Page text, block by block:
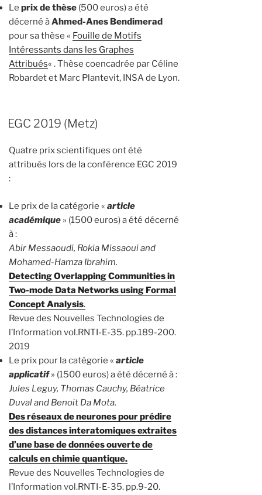
Le prix de thèse (500 euros) a été
décerné àAhmed-Anes Bendimerad
pour sa thèse « Fouille de Motifs
Intéressants dans les Graphes
Attribués« . Thèse coencadrée par Céline
Robardet et Marc Plantevit, INSA de Lyon.
EGC 2019 (Metz)
Quatre prix scientifiques ont été
attribués lors de la conférence EGC 2019
:
Le prix de la catégorie « article
académique » (1500 euros) a été décerné
à :
Abir Messaoudi, Rokia Missaoui and
Mohamed-Hamza Ibrahim.
Detecting Overlapping Communities in
Two-mode Data Networks using Formal
Concept Analysis.
Revue des Nouvelles Technologies de
l’Information vol.RNTI-E-35. pp.189-200.
2019
Le prix pour la catégorie « article
applicatif» (1500 euros) a été décerné à :
Jules Leguy, Thomas Cauchy, Béatrice
Duval and Benoit Da Mota.
Des réseaux de neurones pour prédire
des distances interatomiques extraites
d’une base de données ouverte de
calculs en chimie quantique.
Revue des Nouvelles Technologies de
l’Information vol.RNTI-E-35. pp.9-20.